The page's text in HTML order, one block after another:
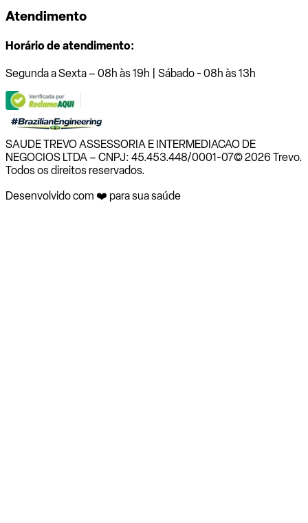
Atendimento
Horário de atendimento:
Segunda a Sexta – 08h às 19h | Sábado - 08h às 13h
SAUDE TREVO ASSESSORIA E INTERMEDIACAO DE
NEGOCIOS LTDA – CNPJ: 45.453.448/0001-07© 2026 Trevo.
Todos os direitos reservados.
Desenvolvido com ❤️ para sua saúde